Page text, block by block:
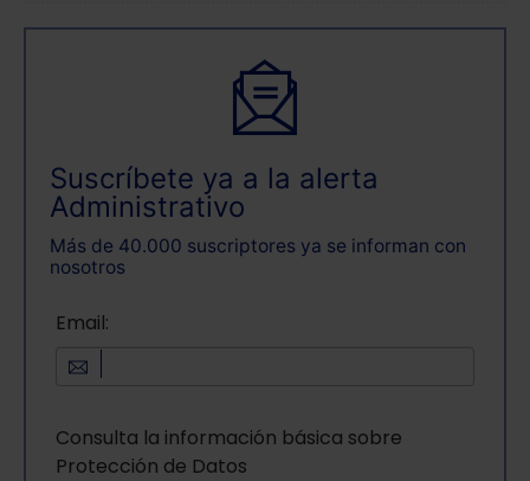
Suscríbete ya a la alerta
Administrativo
Más de 40.000 suscriptores ya se informan con
nosotros
Email:
Consulta la información básica sobre
Protección de Datos